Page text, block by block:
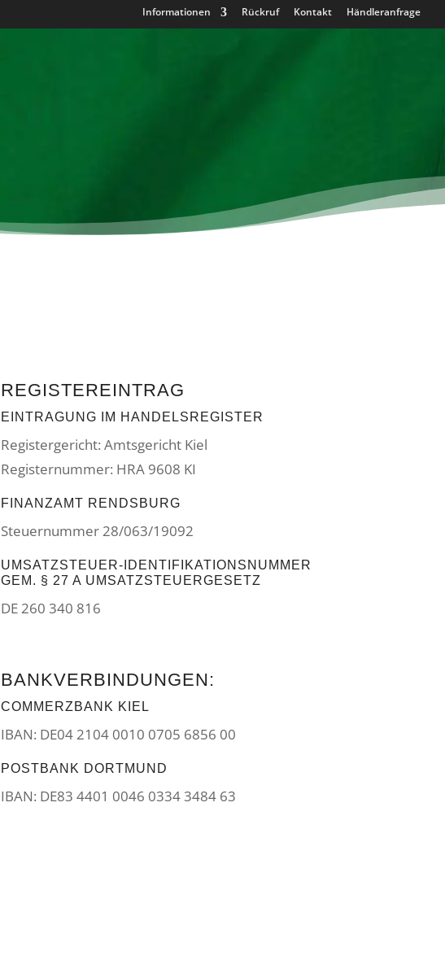
Informationen Rückruf Kontakt Händleranfrage
REGISTEREINTRAG
EINTRAGUNG IM HANDELSREGISTER
Registergericht: Amtsgericht Kiel
Registernummer: HRA 9608 KI
FINANZAMT RENDSBURG
Steuernummer 28/063/19092
UMSATZSTEUER-IDENTIFIKATIONSNUMMER
GEM. § 27 A UMSATZSTEUERGESETZ
DE 260 340 816
BANKVERBINDUNGEN:
COMMERZBANK KIEL
IBAN: DE04 2104 0010 0705 6856 00
POSTBANK DORTMUND
IBAN: DE83 4401 0046 0334 3484 63